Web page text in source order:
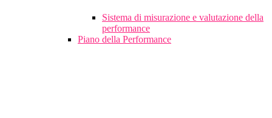
Sistema di misurazione e valutazione della
performance
Piano della Performance